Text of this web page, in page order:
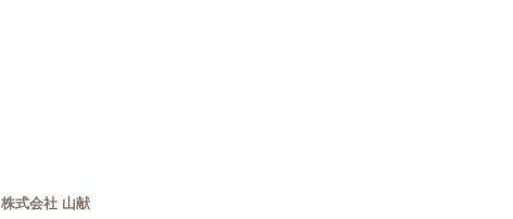
株式会社 山献